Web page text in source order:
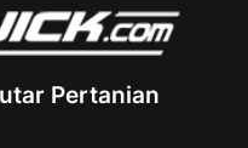
Pertanian